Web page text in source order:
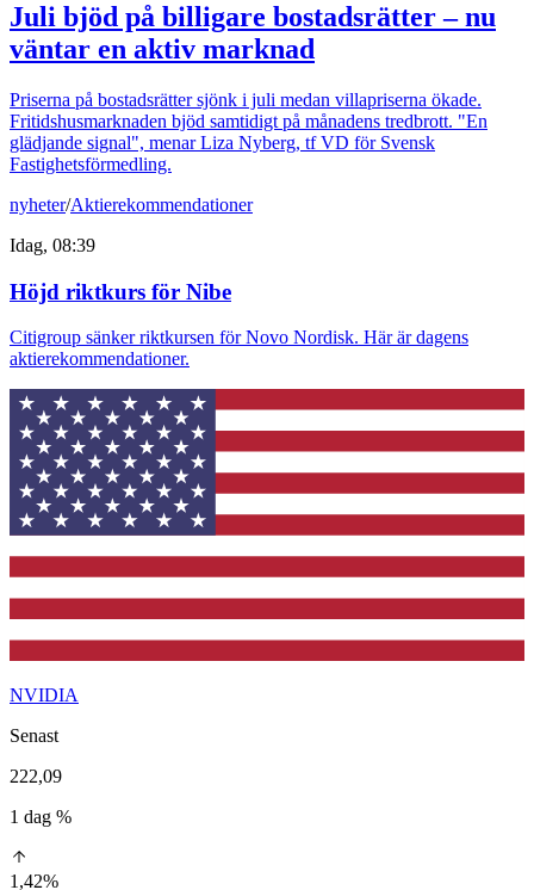
Juli bjöd på billigare bostadsrätter – nu
väntar en aktiv marknad
Priserna på bostadsrätter sjönk i juli medan villapriserna ökade.
Fritidshusmarknaden bjöd samtidigt på månadens tredbrott. "En
glädjande signal", menar Liza Nyberg, tf VD för Svensk
Fastighetsförmedling.
nyheter/Aktierekommendationer
Idag, 08:39
Höjd riktkurs för Nibe
Citigroup sänker riktkursen för Novo Nordisk. Här är dagens
aktierekommendationer.
NVIDIA
Senast
222,09
1 dag %
1,42%